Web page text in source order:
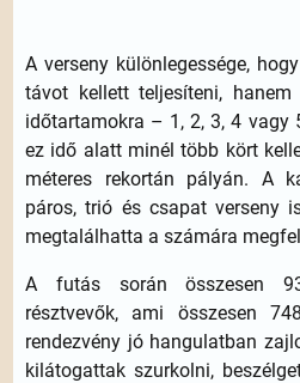
A verseny különlegessége,
távot kellett teljesíteni,
időtartamokra – 1, 2, 3, 4 vagy
ez idő alatt minél több kört
méteres rekortán pályán. A
páros, trió és csapat verseny
megtalálhatta a számára
A futás során összesen
résztvevők, ami összesen
rendezvény jó hangulatban
kilátogattak szurkolni,